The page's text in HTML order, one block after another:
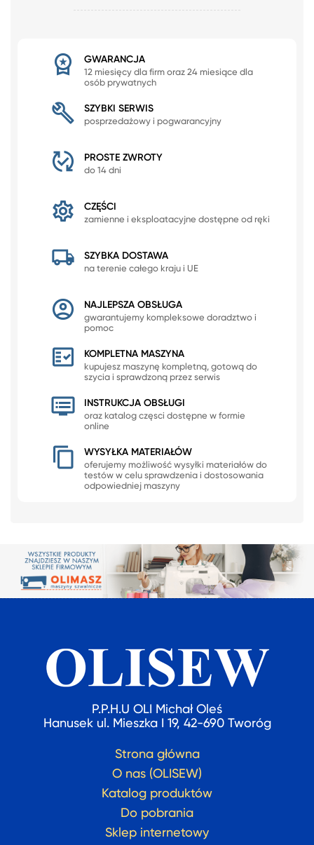
GWARANCJA
12 miesięcy dla firm oraz 24 miesiące dla
osób prywatnych
SZYBKI SERWIS
posprzedażowy i pogwarancyjny
PROSTE ZWROTY
do 14 dni
CZĘŚCI
zamienne i eksploatacyjne dostępne od ręki
SZYBKA DOSTAWA
na terenie całego kraju i UE
NAJLEPSZA OBSŁUGA
gwarantujemy kompleksowe doradztwo i
pomoc
KOMPLETNA MASZYNA
kupujesz maszynę kompletną, gotową do
szycia i sprawdzoną przez serwis
INSTRUKCJA OBSŁUGI
oraz katalog częsci dostępne w formie
online
WYSYŁKA MATERIAŁÓW
oferujemy możliwość wysyłki materiałów do
testów w celu sprawdzenia i dostosowania
odpowiedniej maszyny
P.P.H.U OLI Michał Oleś
Hanusek ul. Mieszka I 19, 42-690 Tworóg
Strona główna
O nas (OLISEW)
Katalog produktów
Do pobrania
Sklep internetowy